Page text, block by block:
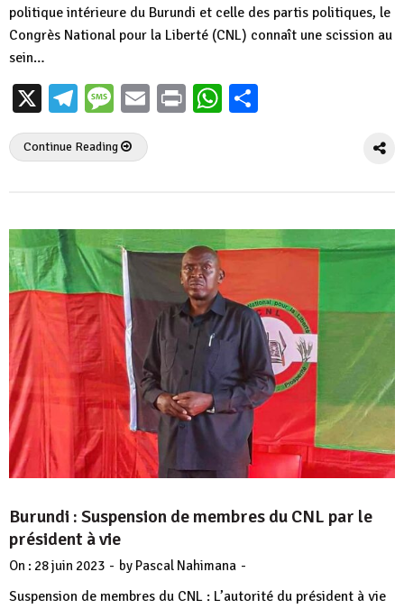
politique intérieure du Burundi et celle des partis politiques, le
Congrès National pour la Liberté (CNL) connaît une scission au
sein…
X Telegram
Message
EmailPrintWhatsApp
Continue Reading
Burundi : Suspension de membres du CNL par le
président à vie
On : 28 juin 2023 - by Pascal Nahimana -
Suspension de membres du CNL : L’autorité du président à vie